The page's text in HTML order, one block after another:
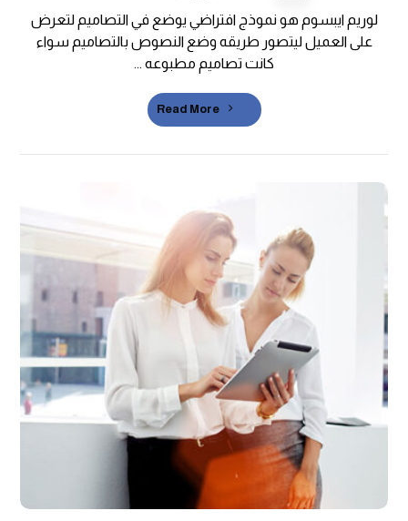
لوريم ايبسوم هو نموذج افتراضي يوضع في التصاميم لتعرض
على العميل ليتصور طريقه وضع النصوص بالتصاميم سواء
كانت تصاميم مطبوعه ...
Read More